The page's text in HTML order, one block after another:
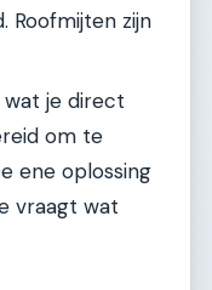
Roofmijten zijn
wat je direct
om te
ene oplossing
vraagt wat